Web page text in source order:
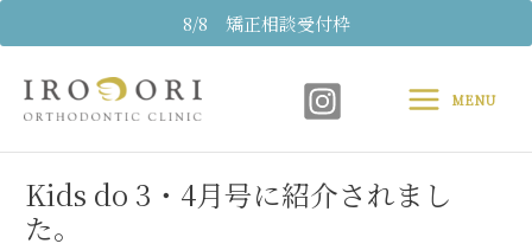
8/8 矯正相談受付枠
容
MenuMENU
Kids do 3・4月号に紹介されまし
た。